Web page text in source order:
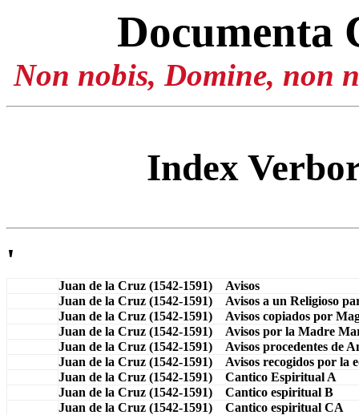
Documenta
Non nobis, Domine, non
Index
'
Juan de la Cruz (1542-1591) Avisos
Juan de la Cruz (1542-1591) Avisos a un Religioso
Juan de la Cruz (1542-1591) Avisos copiados por
Juan de la Cruz (1542-1591) Avisos por la Madre
Juan de la Cruz (1542-1591) Avisos procedentes de
Juan de la Cruz (1542-1591) Avisos recogidos por la
Juan de la Cruz (1542-1591) Cantico Espiritual A
Juan de la Cruz (1542-1591) Cantico espiritual B
Juan de la Cruz (1542-1591) Cantico espiritual CA